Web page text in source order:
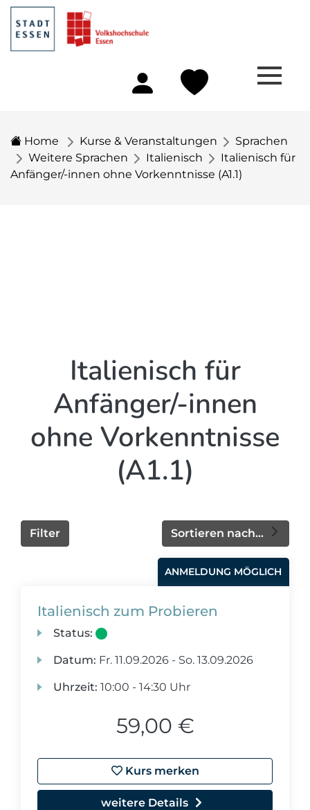
Home Kurse & Veranstaltungen
Sprachen
Weitere Sprachen
Italienisch
Italienisch für
Anfänger/-innen ohne Vorkenntnisse (A1.1)
Italienisch für
Anfänger/-innen
ohne Vorkenntnisse
(A1.1)
Sortieren nach...
Filter
ANMELDUNG MÖGLICH
Italienisch zum Probieren
Status:
Datum: Fr. 11.09.2026 - So. 13.09.2026
Uhrzeit: 10:00 - 14:30 Uhr
59,00 €
Kurs merken
weitere Details